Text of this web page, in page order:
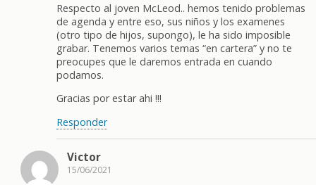
Respecto al joven McLeod.. hemos tenido problemas
de agenda y entre eso, sus niños y los examenes
(otro tipo de hijos, supongo), le ha sido imposible
grabar. Tenemos varios temas “en cartera” y no te
preocupes que le daremos entrada en cuando
podamos.
Gracias por estar ahi !!!
Responder
Victor
15/06/2021